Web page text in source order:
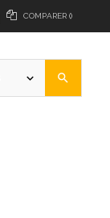
COMPARER ()
keyboard_arrow_down search